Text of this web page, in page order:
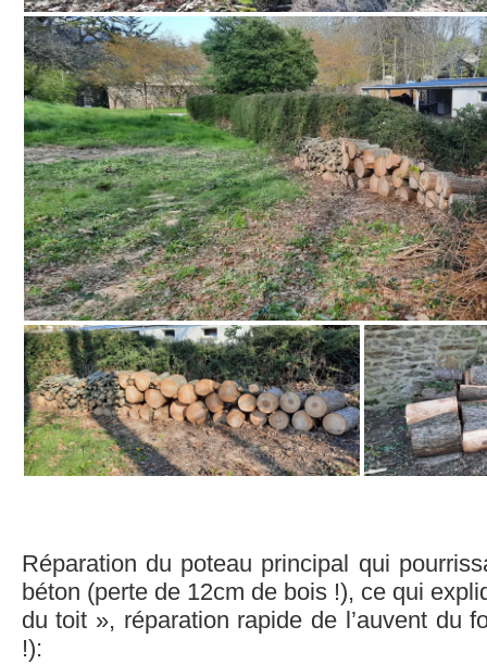
Réparation du poteau principal qui
béton (perte de 12cm de bois !), ce qui
du toit », réparation rapide de l’auvent du
!):